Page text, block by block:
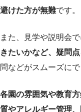
避けた方が無難です。
また、見学や説明会で
きたいかなど、疑問
問などがスムーズに
各園の雰囲気や教育
質やアレルギー管理